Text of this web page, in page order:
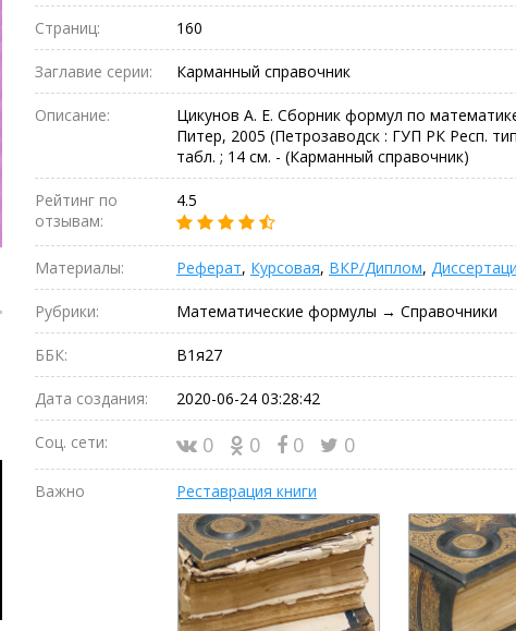
Страниц: 160
Заглавие серии: Карманный справочник
Описание:
Цикунов А. Е. Сборник формул по
Питер, 2005 (Петрозаводск : ГУП РК Респ.
табл. ; 14 см. - (Карманный справочник)
Рейтинг по
отзывам:
4.5
Материалы: Реферат, Курсовая, ВКР/Диплом,
Рубрики: Математические формулы → Справочники
ББК: В1я27
Дата создания: 2020-06-24 03:28:42
Соц. сети: 0 0 0 0
Важно Реставрация книги